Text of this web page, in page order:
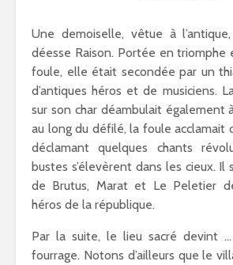
Une demoiselle, vêtue à
déesse Raison. Portée en
foule, elle était secondée par un
d’antiques héros et de musiciens.
sur son char déambulait également
au long du défilé, la foule acclamait
déclamant quelques chants
bustes s’élevèrent dans les cieux. Il
de Brutus, Marat et Le Peletier
héros de la république.
Par la suite, le lieu sacré devint
fourrage. Notons d’ailleurs que le